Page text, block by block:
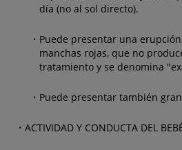
día (no al sol directo).
Puede presentar una
manchas rojas, que no
tratamiento y se denomina
Puede presentar también
ACTIVIDAD Y CONDUCTA DEL